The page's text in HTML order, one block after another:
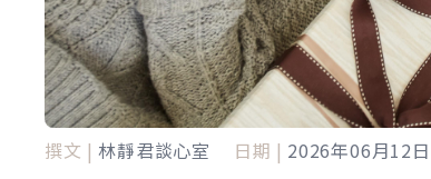
撰文 | 林靜君談心室 日期 | 2026年06月12日